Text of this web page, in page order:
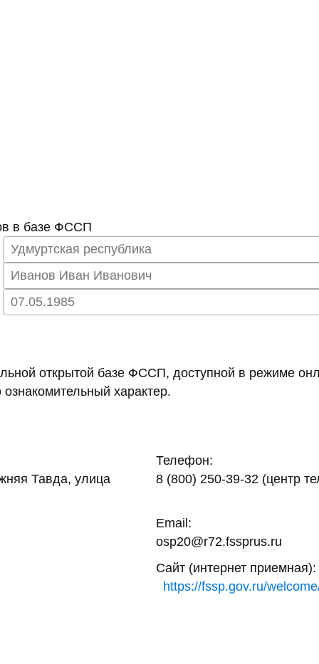
в базе ФССП
открытой базе ФССП, доступной в режиме
характер.
Тавда, улица
Телефон:
8 (800) 250-39-32 (центр
Email:
osp20@r72.fssprus.ru
Сайт (интернет приемная):
https://fssp.gov.ru/